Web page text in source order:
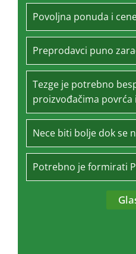
Povoljna ponuda i
Preprodavci puno
Tezge je potrebno
proizvođačima povrća
Nece biti bolje dok se
Potrebno je formirati